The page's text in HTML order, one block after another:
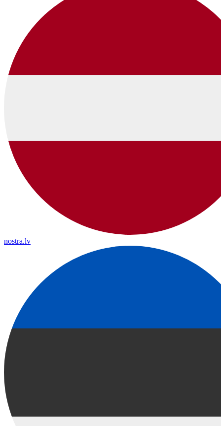
nostra.lv